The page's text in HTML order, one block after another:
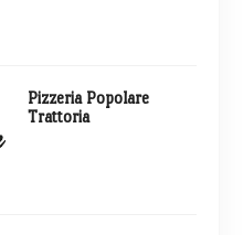
Pizzeria Popolare
Trattoria